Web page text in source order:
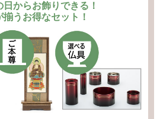
日からお飾りできる！
揃うお得なセット！